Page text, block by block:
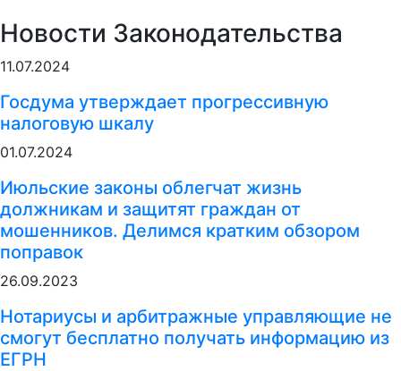
Новости Законодательства
11.07.2024
Госдума утверждает прогрессивную
налоговую шкалу
01.07.2024
Июльские законы облегчат жизнь
должникам и защитят граждан от
мошенников. Делимся кратким обзором
поправок
26.09.2023
Нотариусы и арбитражные управляющие не
смогут бесплатно получать информацию из
ЕГРН